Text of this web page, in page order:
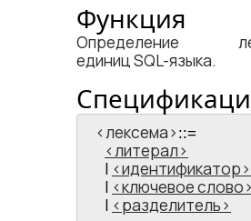
Функция
Определение
единиц SQL-языка.
<​лексема​> ::=
литерал
|
идентификатор
|
ключевое слово
|
разделитель